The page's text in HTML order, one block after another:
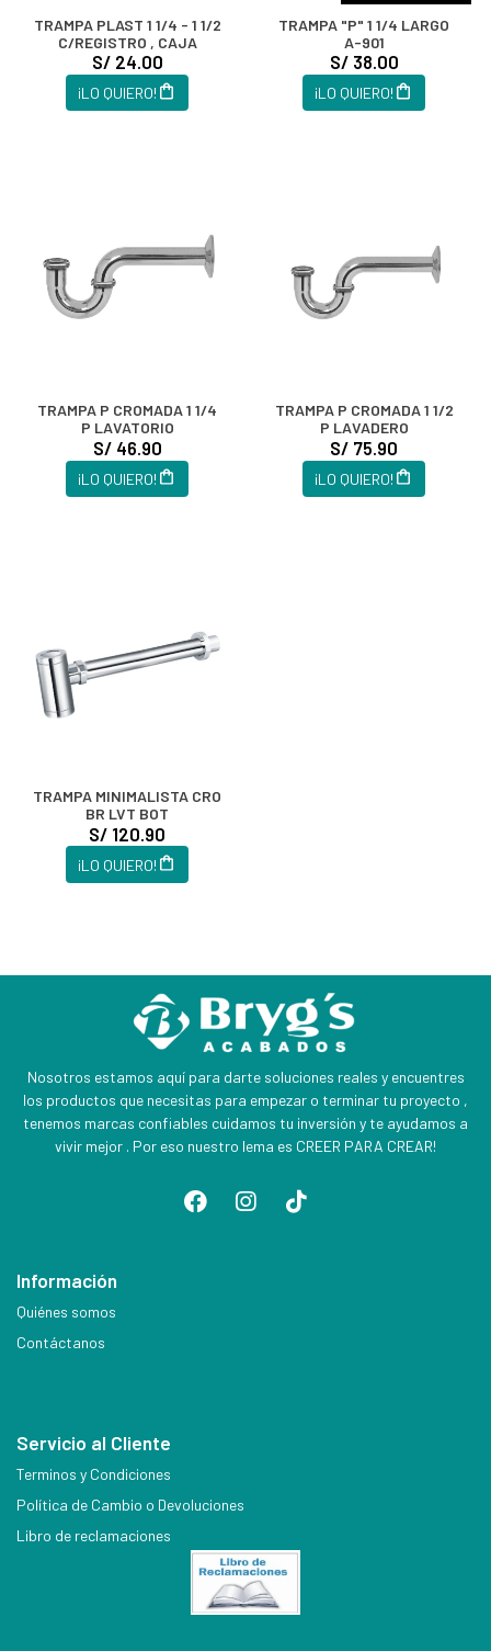
TRAMPA PLAST 1 1/4 - 1 1/2
C/REGISTRO , CAJA
S/ 24.00
¡LO QUIERO!
TRAMPA "P" 1 1/4 LARGO
A-901
S/ 38.00
¡LO QUIERO!
TRAMPA P CROMADA 1 1/4
P LAVATORIO
S/ 46.90
¡LO QUIERO!
TRAMPA P CROMADA 1 1/2
P LAVADERO
S/ 75.90
¡LO QUIERO!
TRAMPA MINIMALISTA CRO
BR LVT BOT
S/ 120.90
¡LO QUIERO!
Nosotros estamos aquí para darte soluciones reales y encuentres
los productos que necesitas para empezar o terminar tu proyecto ,
tenemos marcas confiables cuidamos tu inversión y te ayudamos a
vivir mejor . Por eso nuestro lema es CREER PARA CREAR!
Información
Quiénes somos
Contáctanos
Servicio al Cliente
Terminos y Condiciones
Política de Cambio o Devoluciones
Libro de reclamaciones